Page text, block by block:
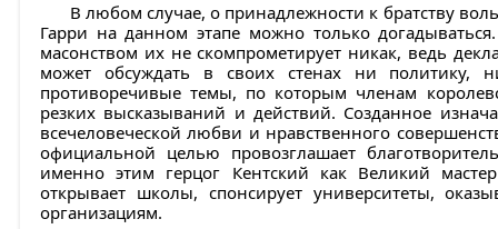
В любом случае, о принадлежности к братству
Гарри на данном этапе можно только
масонством их не скомпрометирует никак, ведь
может обсуждать в своих стенах ни политику,
противоречивые темы, по которым членам
резких высказываний и действий. Созданное
всечеловеческой любви и нравственного
официальной целью провозглашает
именно этим герцог Кентский как Великий
открывает школы, спонсирует университеты,
организациям.